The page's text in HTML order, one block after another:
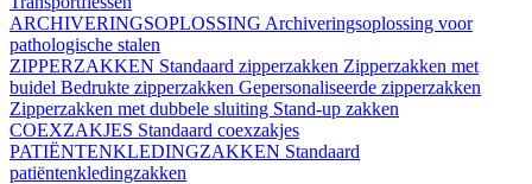
ARCHIVERINGSOPLOSSING Archiveringsoplossing voor
pathologische stalen
ZIPPERZAKKEN Standaard zipperzakken Zipperzakken met
buidel Bedrukte zipperzakken Gepersonaliseerde zipperzakken
Zipperzakken met dubbele sluiting Stand-up zakken
COEXZAKJES Standaard coexzakjes
PATIËNTENKLEDINGZAKKEN Standaard
patiëntenkledingzakken